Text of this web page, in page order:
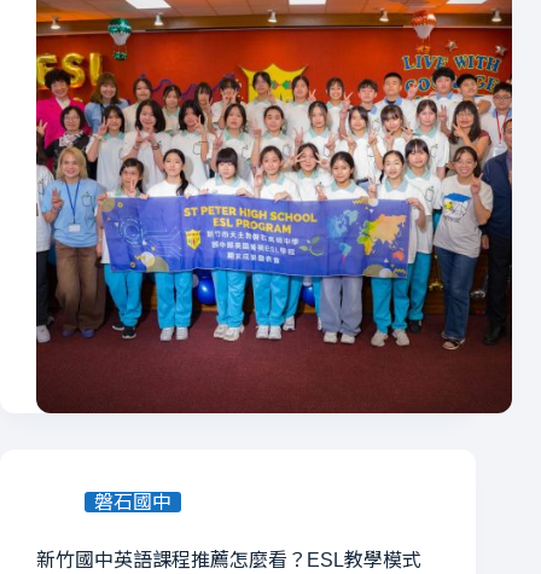
磐石國中
新竹國中英語課程推薦怎麼看？ESL教學模式